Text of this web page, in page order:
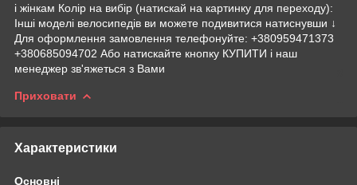
і жінкам Колір на вибір (натискай на картинку для переходу):
Інші моделі велосипедів ви можете подивитися натиснувши ↓
Для оформлення замовлення телефонуйте: +380959471373
+380685094702 Або натискайте кнопку КУПИТИ і наш
менеджер зв'яжеться з Вами
Приховати
Характеристики
Основні